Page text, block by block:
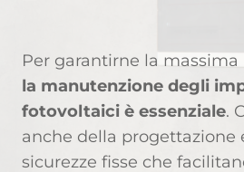
Per garantirne la massima
la manutenzione degli
fotovoltaici è essenziale.
anche della progettazione
sicurezze fisse che